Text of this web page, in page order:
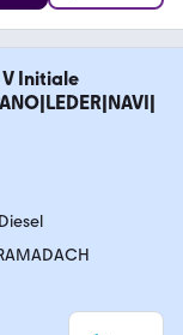
V Initiale
Diesel